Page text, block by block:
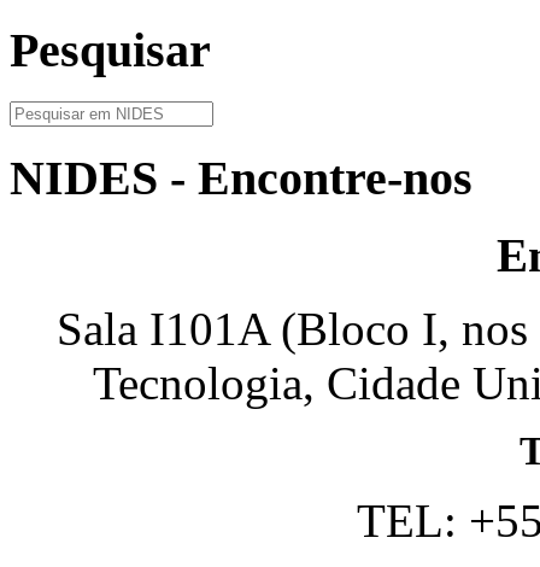
Pesquisar
NIDES - Encontre-nos
Sala I101A (Bloco I,
Tecnologia, Cidade
TEL: